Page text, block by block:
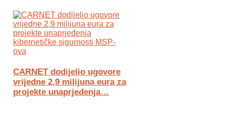
CARNET dodijelio ugovore
vrijedne 2,9 milijuna eura za
projekte unaprjeđenja…